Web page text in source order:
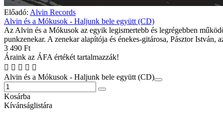
Előadó: Alvin Records
Alvin és a Mókusok - Haljunk bele együtt (CD)
Az Alvin és a Mókusok az egyik legismertebb és legrégebben
punkzenekar. A zenekar alapítója és énekes-gitárosa, Pásztor István,
3 490 Ft
Áraink az ÁFA értékét tartalmazzák!
Alvin és a Mókusok - Haljunk bele együtt (CD)
Kosárba
Kívánságlistára